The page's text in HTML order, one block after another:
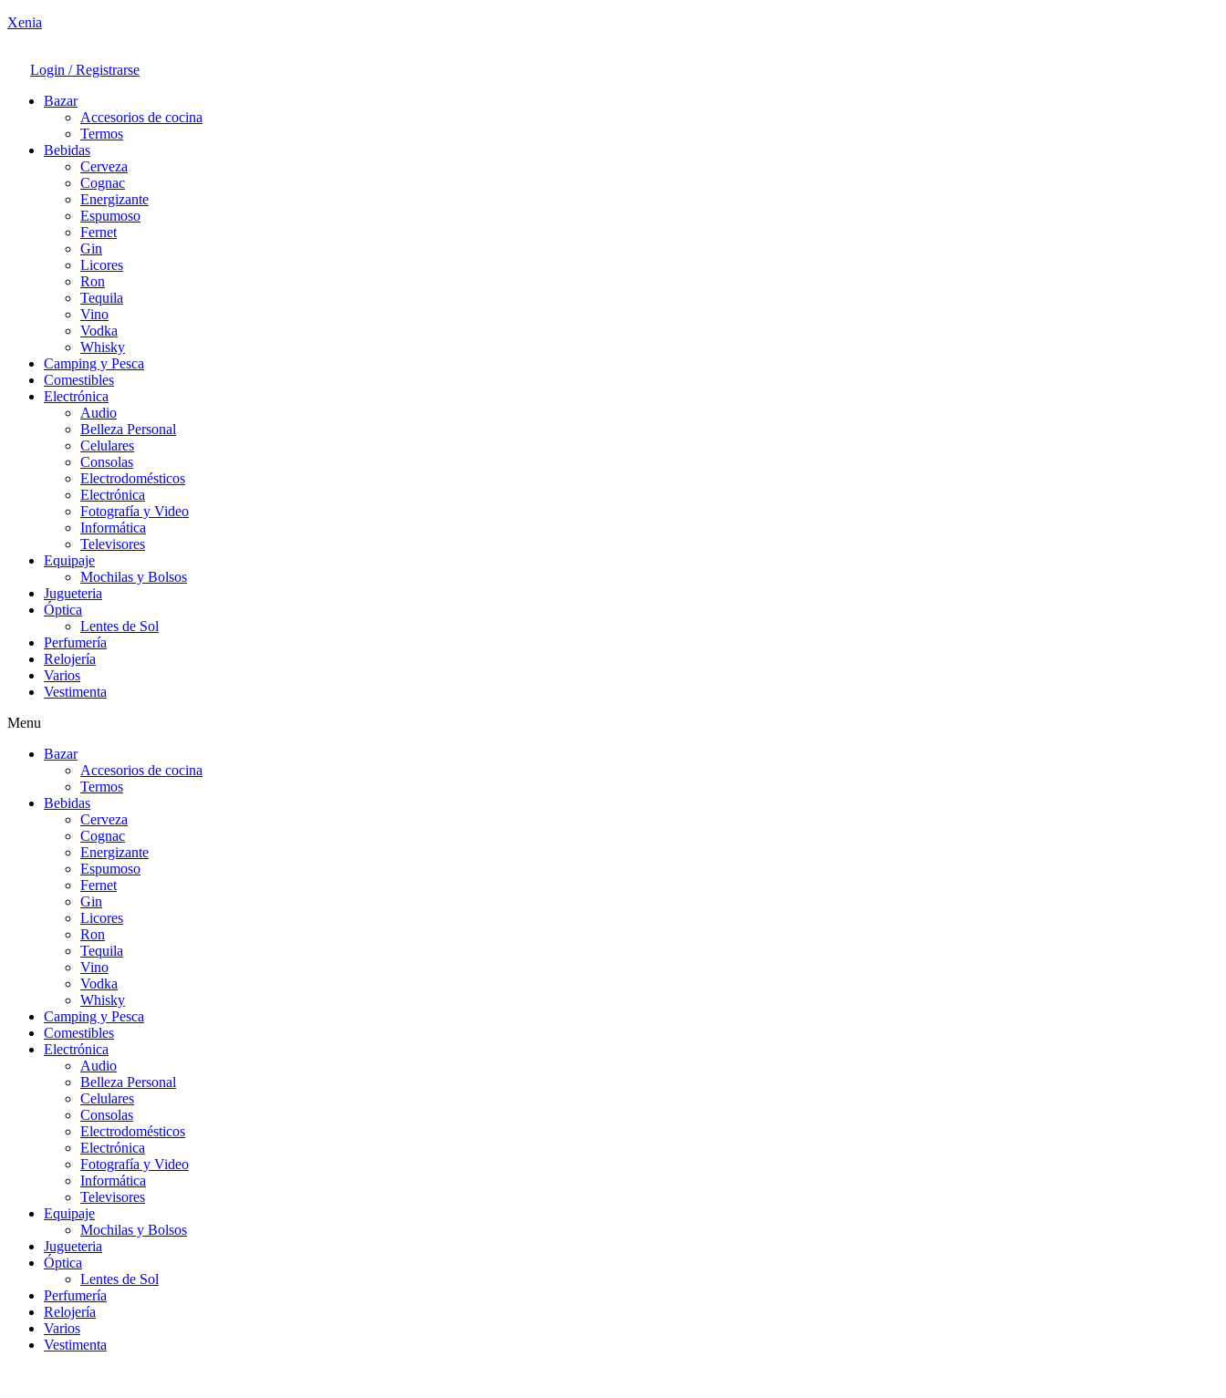
Xenia
Login / Registrarse
Bazar
Accesorios de cocina
Termos
Bebidas
Cerveza
Cognac
Energizante
Espumoso
Fernet
Gin
Licores
Ron
Tequila
Vino
Vodka
Whisky
Camping y Pesca
Comestibles
Electrónica
Audio
Belleza Personal
Celulares
Consolas
Electrodomésticos
Electrónica
Fotografía y Video
Informática
Televisores
Equipaje
Mochilas y Bolsos
Jugueteria
Óptica
Lentes de Sol
Perfumería
Relojería
Varios
Vestimenta
Menu
Bazar
Accesorios de cocina
Termos
Bebidas
Cerveza
Cognac
Energizante
Espumoso
Fernet
Gin
Licores
Ron
Tequila
Vino
Vodka
Whisky
Camping y Pesca
Comestibles
Electrónica
Audio
Belleza Personal
Celulares
Consolas
Electrodomésticos
Electrónica
Fotografía y Video
Informática
Televisores
Equipaje
Mochilas y Bolsos
Jugueteria
Óptica
Lentes de Sol
Perfumería
Relojería
Varios
Vestimenta